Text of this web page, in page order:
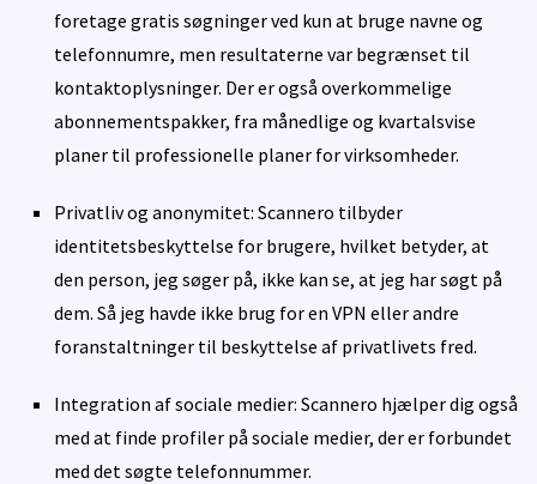
foretage gratis søgninger ved kun at bruge navne og
telefonnumre, men resultaterne var begrænset til
kontaktoplysninger. Der er også overkommelige
abonnementspakker, fra månedlige og kvartalsvise
planer til professionelle planer for virksomheder.
Privatliv og anonymitet: Scannero tilbyder
identitetsbeskyttelse for brugere, hvilket betyder, at
den person, jeg søger på, ikke kan se, at jeg har søgt på
dem. Så jeg havde ikke brug for en VPN eller andre
foranstaltninger til beskyttelse af privatlivets fred.
Integration af sociale medier: Scannero hjælper dig også
med at finde profiler på sociale medier, der er forbundet
med det søgte telefonnummer.